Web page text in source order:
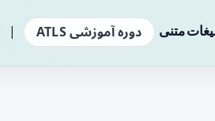
متنی دوره آموزشی ATLS |